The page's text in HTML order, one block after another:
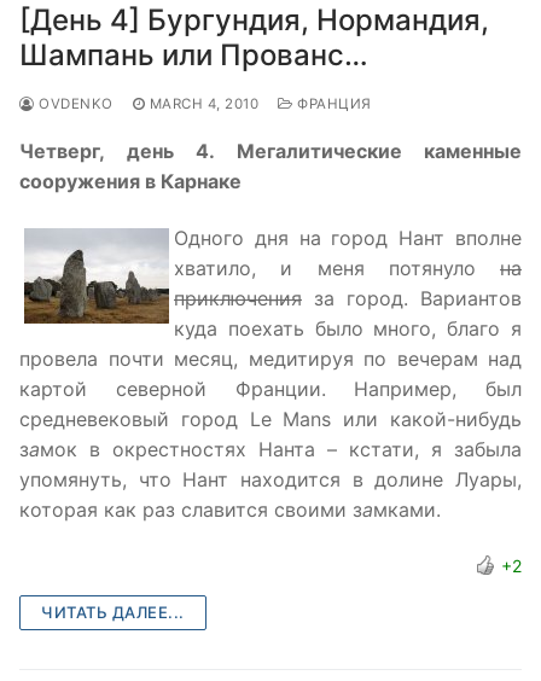
[День 4] Бургундия, Нормандия,
Шампань или Прованс…
OVDENKO MARCH 4, 2010 ФРАНЦИЯ
Четверг, день 4. Мегалитические каменные
сооружения в Карнаке
Одного дня на город Нант вполне
хватило, и меня потянуло на
приключения за город. Вариантов
куда поехать было много, благо я
провела почти месяц, медитируя по вечерам над
картой северной Франции. Например, был
средневековый город Le Mans или какой-нибудь
замок в окрестностях Нанта – кстати, я забыла
упомянуть, что Нант находится в долине Луары,
которая как раз славится своими замками.
+2
ЧИТАТЬ ДАЛЕЕ...